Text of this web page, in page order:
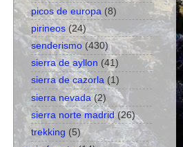
picos de europa (8)
pirineos (24)
senderismo (430)
sierra de ayllon (41)
sierra de cazorla (1)
sierra nevada (2)
sierra norte madrid (26)
trekking (5)